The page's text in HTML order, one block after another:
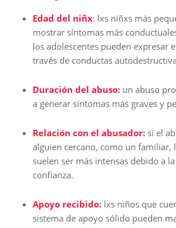
Edad del niñx: lxs niñxs más
mostrar síntomas más
los adolescentes pueden expresar
través de conductas
Duración del abuso:un abuso
a generar síntomas más graves y
Relación con el abusador:si el
alguien cercano, como un familiar,
suelen ser más intensas debido a
confianza.
Apoyo recibido: lxs niños que
sistema de apoyo sólido pueden